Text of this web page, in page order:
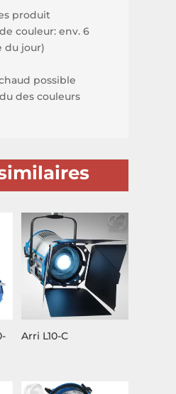
produit
couleur: env. 6
du jour)
possible
des couleurs
Arri L10-C